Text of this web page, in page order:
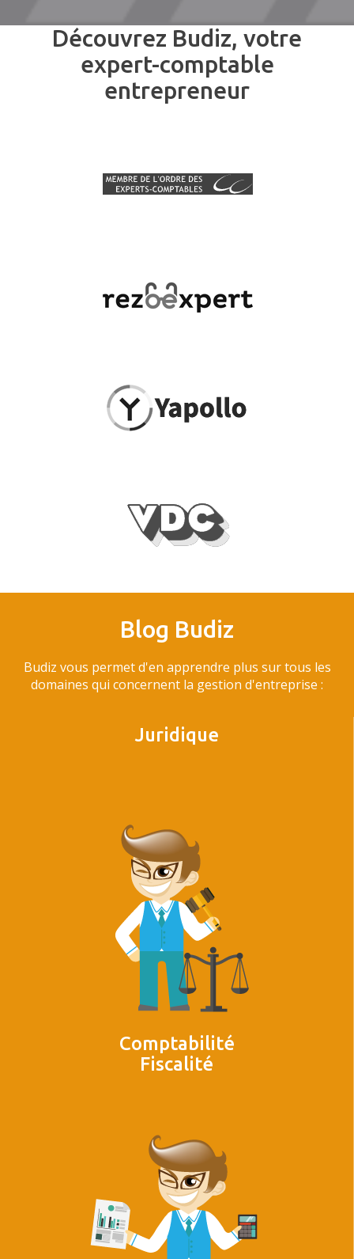
Découvrez Budiz, votre
expert-comptable
entrepreneur
Blog Budiz
Budiz vous permet d'en apprendre plus sur tous les
domaines qui concernent la gestion d'entreprise :
Juridique
Comptabilité
Fiscalité